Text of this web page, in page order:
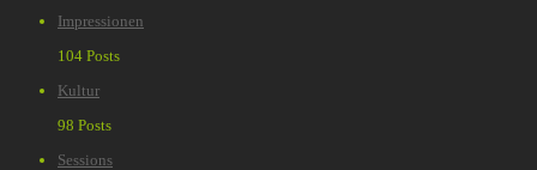
Impressionen
104 Posts
Kultur
98 Posts
Sessions